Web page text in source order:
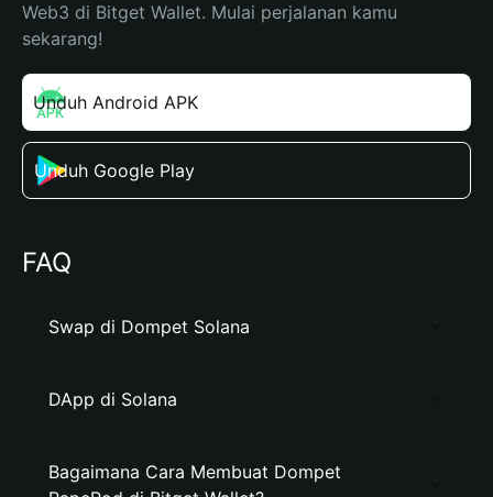
Web3 di Bitget Wallet. Mulai perjalanan kamu
sekarang!
Unduh Android APK
Unduh Google Play
FAQ
Swap di Dompet Solana
DApp di Solana
Bagaimana Cara Membuat Dompet